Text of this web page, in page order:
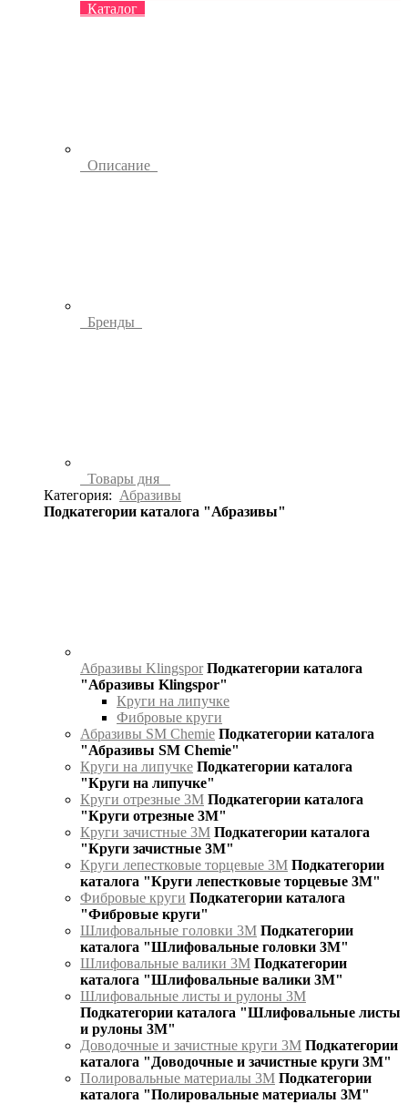
Каталог
Описание
Бренды
Товары дня
Категория: Абразивы
Подкатегории каталога "Абразивы"
Абразивы Klingspor Подкатегории каталога
"Абразивы Klingspor"
Круги на липучке
Фибровые круги
Абразивы SM Chemie Подкатегории каталога
"Абразивы SM Chemie"
Круги на липучке Подкатегории каталога
"Круги на липучке"
Круги отрезные 3М Подкатегории каталога
"Круги отрезные 3М"
Круги зачистные 3М Подкатегории каталога
"Круги зачистные 3М"
Круги лепестковые торцевые 3М Подкатегории
каталога "Круги лепестковые торцевые 3М"
Фибровые круги Подкатегории каталога
"Фибровые круги"
Шлифовальные головки 3М Подкатегории
каталога "Шлифовальные головки 3М"
Шлифовальные валики 3М Подкатегории
каталога "Шлифовальные валики 3М"
Шлифовальные листы и рулоны 3М
Подкатегории каталога "Шлифовальные листы
и рулоны 3М"
Доводочные и зачистные круги 3М Подкатегории
каталога "Доводочные и зачистные круги 3М"
Полировальные материалы 3М Подкатегории
каталога "Полировальные материалы 3М"